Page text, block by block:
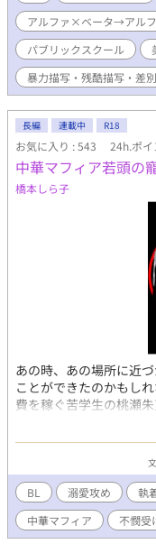
アルファ・アーサーと
ファらしい”アーサーと
喧嘩を繰り返していた
を全てアーサーに否定
ない。 お前がアルファ
足だからだ」 深く傷つ
と結論付け、距離を置
ファに襲われそうにな
けて止めに入る。 騒ぎ
人。 アルファが優遇さ
じて乱暴者のアルファ
ーサーにカイルは、素
お礼を渡しにアーサー
たカイルは突然オメガ
しに体を交え、目が覚
まっていた＿＿＿。 現
に、自分の在り方に悩
なっていく。 ーーー
す。 実在の団体・組織
また登場する設定にも
【2026/3/4】第四章完
アルファ×ベータ→アル
パブリックスクール
暴力描写・残酷描写・差
長編 連載中 R18
お気に入り : 543 24h.ポイ
中華マフィア若頭の
橋本しら子
あの時、あの場所に近
ことができたのかもし
費を稼ぐ苦学生の桃瀬
宅近くの裏路地で怪我
そ、朱龍会日本支部を
瓏(ゆうろん)】その人
てしまい、気づけば闇
た。偶然居合わせた鼬
変、非日常へ身を置く
ような酷い扱いなどな
BL 溺愛攻め 執
中華マフィア
不憫受